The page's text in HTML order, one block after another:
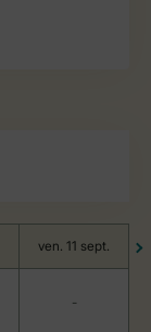
ven. 11 sept.
-